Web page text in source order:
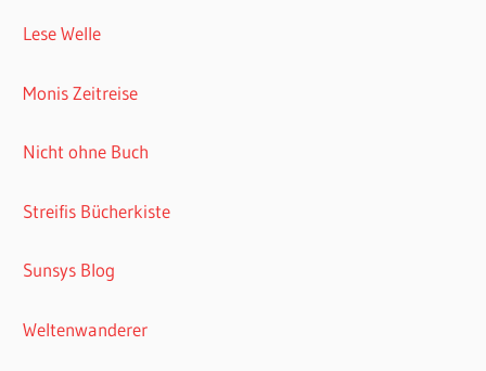
Lese Welle
Monis Zeitreise
Nicht ohne Buch
Streifis Bücherkiste
Sunsys Blog
Weltenwanderer